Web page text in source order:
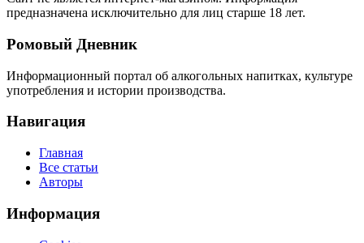
предназначена исключительно для лиц старше 18 лет.
Ромовый Дневник
Информационный портал об алкогольных напитках, культуре
употребления и истории производства.
Навигация
Главная
Все статьи
Авторы
Информация